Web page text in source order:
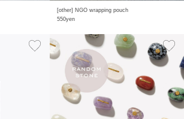
[other] NGO wrapping pouch
550yen